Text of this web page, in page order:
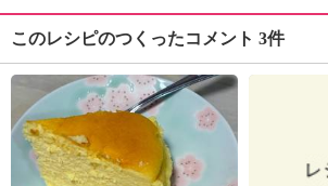
このレシピのつくったコメント 3件